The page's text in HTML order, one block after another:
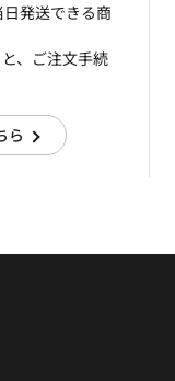
発送できる商
、ご注文手続
ら